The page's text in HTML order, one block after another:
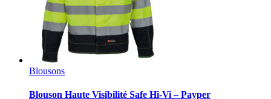
Blousons
Blouson Haute Visibilité Safe Hi-Vi – Payper